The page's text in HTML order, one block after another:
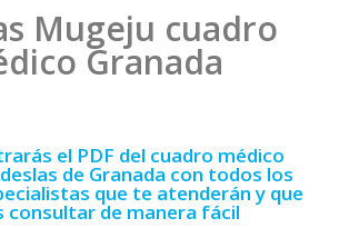
Mugeju cuadro
Granada
el PDF del cuadro médico
de Granada con todos los
que te atenderán y que
consultar de manera fácil